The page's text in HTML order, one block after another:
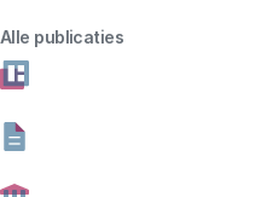
Alle publicaties
onszelf? En hoe blijven we
technologieën keuzes voor